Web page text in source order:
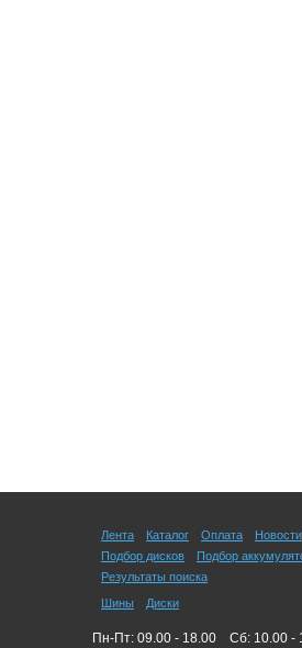
Лента Каталог Оплата Новости
Подбор дисков
Подбор
Результаты поиска
Шины
Диски
Пн-Пт: 09.00 - 18.00 Сб: 10.00 -